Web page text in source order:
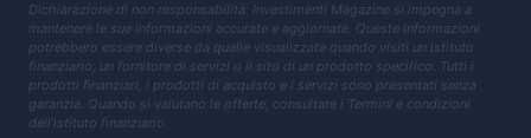
Dichiarazione di non responsabilità: Investimenti Magazine si impegna a
mantenere le sue informazioni accurate e aggiornate. Queste informazioni
potrebbero essere diverse da quelle visualizzate quando visiti un istituto
finanziario, un fornitore di servizi o il sito di un prodotto specifico. Tutti i
prodotti finanziari, i prodotti di acquisto e i servizi sono presentati senza
garanzia. Quando si valutano le offerte, consultare i Termini e condizioni
dell'istituto finanziario.